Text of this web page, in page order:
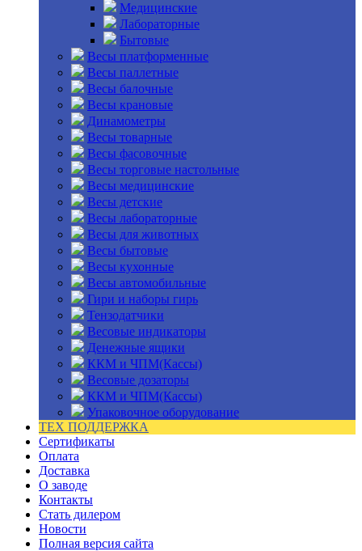
Медицинские
Лабораторные
Бытовые
Весы платформенные
Весы паллетные
Весы балочные
Весы крановые
Динамометры
Весы товарные
Весы фасовочные
Весы торговые настольные
Весы медицинские
Весы детские
Весы лабораторные
Весы для животных
Весы бытовые
Весы кухонные
Весы автомобильные
Гири и наборы гирь
Тензодатчики
Весовые индикаторы
Денежные ящики
ККМ и ЧПМ(Кассы)
Весовые дозаторы
ККМ и ЧПМ(Кассы)
Упаковочное оборудование
ТЕХ ПОДДЕРЖКА
Сертификаты
Оплата
Доставка
О заводе
Контакты
Стать дилером
Новости
Полная версия сайта